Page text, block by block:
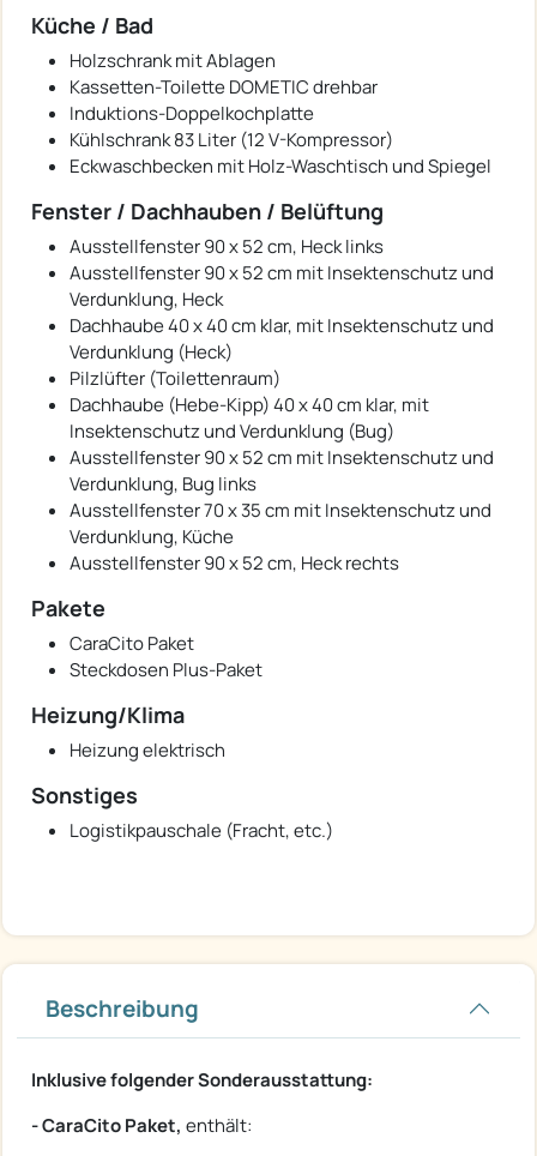
Küche / Bad
Holzschrank mit Ablagen
Kassetten-Toilette DOMETIC drehbar
Induktions-Doppelkochplatte
Kühlschrank 83 Liter (12 V-Kompressor)
Eckwaschbecken mit Holz-Waschtisch und Spiegel
Fenster / Dachhauben / Belüftung
Ausstellfenster 90 x 52 cm, Heck links
Ausstellfenster 90 x 52 cm mit Insektenschutz und
Verdunklung, Heck
Dachhaube 40 x 40 cm klar, mit Insektenschutz und
Verdunklung (Heck)
Pilzlüfter (Toilettenraum)
Dachhaube (Hebe-Kipp) 40 x 40 cm klar, mit
Insektenschutz und Verdunklung (Bug)
Ausstellfenster 90 x 52 cm mit Insektenschutz und
Verdunklung, Bug links
Ausstellfenster 70 x 35 cm mit Insektenschutz und
Verdunklung, Küche
Ausstellfenster 90 x 52 cm, Heck rechts
Pakete
CaraCito Paket
Steckdosen Plus-Paket
Heizung/Klima
Heizung elektrisch
Sonstiges
Logistikpauschale (Fracht, etc.)
Beschreibung
Inklusive folgender Sonderausstattung:
- CaraCito Paket, enthält: